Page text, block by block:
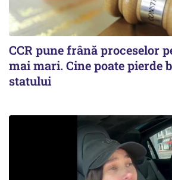
CCR pune frână proceselor
mai mari. Cine poate pierde
statului